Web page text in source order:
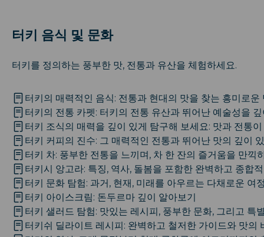
터키 음식 및 문화
터키를 정의하는 풍부한 맛, 전통과 유산을 체험하세요.
터키의 매력적인 음식: 전통과 현대의 맛을 찾는 흥미로운
터키의 전통 카펫: 터키의 전통 유산과 뛰어난 예술성을
터키 조식의 매력을 깊이 있게 탐구해 보세요: 맛과 전통
터키 커피의 진수: 그 매력적인 전통과 뛰어난 맛의 깊이
터키 차: 풍부한 전통을 느끼며, 차 한 잔의 즐거움을 만끽
터키시 앙고라: 특징, 역사, 돌봄을 포함한 완벽하고 종합
터키 문화 탐험: 과거, 현재, 미래를 아우르는 다채로운 여
터키 아이스크림: 돈두르마 깊이 알아보기
터키 샐러드 탐험: 맛있는 레시피, 풍부한 문화, 그리고 특
터키쉬 딜라이트 레시피: 완벽하고 철저한 가이드와 맛의